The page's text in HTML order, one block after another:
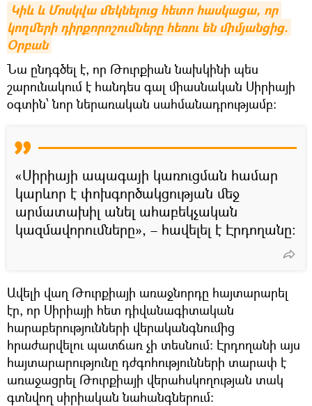
Կիև և Մոսկվա մեկնելուց հետո հասկացա, որ
կողմերի դիրքորոշումները հեռու են միմյանցից.
Оրբան
Նա ընդգծել է, որ Թուրքիան նախկինի պես
շարունակում է հանդես գալ միասնական Սիրիայի
օգտին՝ նոր ներառական սահմանադրությամբ:
«Սիրիայի ապագայի կառուցման համար
կարևոր է փոխգործակցության մեջ
արմատախիլ անել ահաբեկչական
կազմավորումները», – հավելել է Էրդողանը:
Ավելի վաղ Թուրքիայի առաջնորդը հայտարարել
էր, որ Սիրիայի հետ դիվանագիտական
հարաբերությունների վերականգնումից
հրաժարվելու պատճառ չի տեսնում: Էրդողանի այս
հայտարարությունը դժգոհությունների տարափ է
առաջացրել Թուրքիայի վերահսկողության տակ
գտնվող սիրիական նահանգներում: